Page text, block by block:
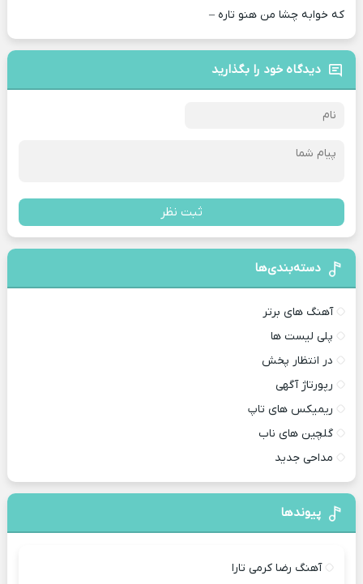
که خوابه چشا من هنو تاره –
دیدگاه خود را بگذارید
ثبت نظر
دسته‌بندی‌ها
آهنگ های برتر
پلی لیست ها
در انتظار پخش
رپورتاژ آگهی
ریمیکس های تاپ
گلچین های ناب
مداحی جدید
پیوندها
آهنگ رضا کرمی تارا